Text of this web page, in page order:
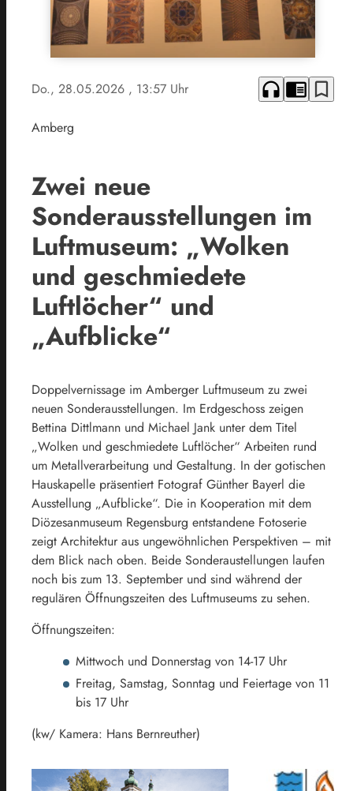
Do., 28.05.2026 , 13:57 Uhr headphones chrome_reader_mode bookmark_border
Amberg
Zwei neue
Sonderausstellungen im
Luftmuseum: „Wolken
und geschmiedete
Luftlöcher“ und
„Aufblicke“
Doppelvernissage im Amberger Luftmuseum zu zwei
neuen Sonderausstellungen. Im Erdgeschoss zeigen
Bettina Dittlmann und Michael Jank unter dem Titel
„Wolken und geschmiedete Luftlöcher“ Arbeiten rund
um Metallverarbeitung und Gestaltung. In der gotischen
Hauskapelle präsentiert Fotograf Günther Bayerl die
Ausstellung „Aufblicke“. Die in Kooperation mit dem
Diözesanmuseum Regensburg entstandene Fotoserie
zeigt Architektur aus ungewöhnlichen Perspektiven – mit
dem Blick nach oben. Beide Sonderaustellungen laufen
noch bis zum 13. September und sind während der
regulären Öffnungszeiten des Luftmuseums zu sehen.
Öffnungszeiten:
Mittwoch und Donnerstag von 14-17 Uhr
Freitag, Samstag, Sonntag und Feiertage von 11
bis 17 Uhr
(kw/ Kamera: Hans Bernreuther)